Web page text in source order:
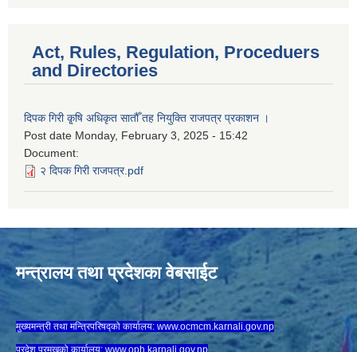
Act, Rules, Regulation, Proceduers
and Directories
दिपक गिरी कृ्षि अधिकृत सातौँ तह नियुक्ति राजपत्र प्रकाशन ।
Post date Monday, February 3, 2025 - 15:42
Document:
२ दिपक गिरी राजपत्र.pdf
मन्त्रालय तथा प्रदेशका वेबसाईट
मुख्यमन्त्री तथा मन्त्रिपरिषद्को कार्यालय: www.ocmcm.karnali.gov.np
प्रदेश प्रमुखको कार्यालय: www.oph.karnali.gov.np